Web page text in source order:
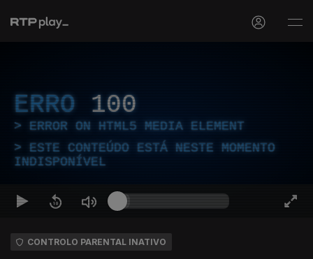
ERRO 100
ERROR ON HTML5 MEDIA ELEMENT
ESTE CONTEÚDO ESTÁ NESTE MOMENTO
INDISPONÍVEL
CONTROLO PARENTAL INATIVO